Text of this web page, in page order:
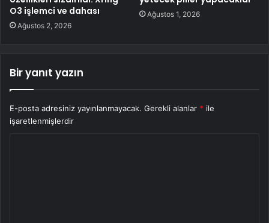
O3 işlemci ve dahası
Ağustos 2, 2026
Ağustos 1, 2026
Bir yanıt yazın
E-posta adresiniz yayınlanmayacak. Gerekli alanlar * ile
işaretlenmişlerdir